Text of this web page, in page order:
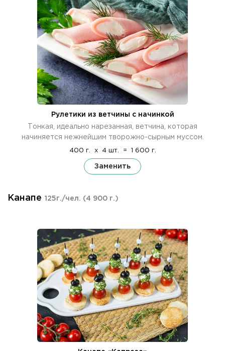
Рулетики из ветчины с начинкой
Тонкая, идеально нарезанная, ветчина, которая
начиняется нежнейшим творожно-сырным муссом.
400 г. x 4 шт. = 1 600 г.
Заменить
Канапе 125г./чел. (4 900 г.)